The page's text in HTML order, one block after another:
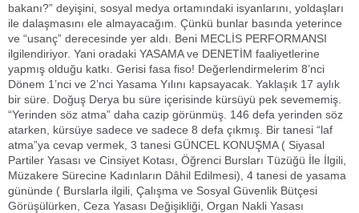
bakanı?” deyişini, sosyal medya ortamındaki isyanlarını, yoldaşları
ile dalaşmasını ele almayacağım. Çünkü bunlar basında yeterince
ve “usanç” derecesinde yer aldı. Beni MECLİS PERFORMANSI
ilgilendiriyor. Yani oradaki YASAMA ve DENETİM faaliyetlerine
yapmış olduğu katkı. Gerisi fasa fiso! Değerlendirmelerim 8’nci
Dönem 1’nci ve 2’nci Yasama Yılını kapsayacak. Yaklaşık 17 aylık
bir süre. Doğuş Derya bu süre içerisinde kürsüyü pek sevememiş.
“Yerinden söz atma” daha cazip görünmüş. 146 defa yerinden söz
atarken, kürsüye sadece ve sadece 8 defa çıkmış. Bir tanesi “laf
atma”ya cevap vermek, 3 tanesi GÜNCEL KONUŞMA ( Siyasal
Partiler Yasası ve Cinsiyet Kotası, Öğrenci Bursları Tüzüğü İle İlgili,
Müzakere Sürecine Kadınların Dâhil Edilmesi), 4 tanesi de yasama
gününde ( Burslarla ilgili, Çalışma ve Sosyal Güvenlik Bütçesi
Görüşülürken, Ceza Yasası Değişikliği, Organ Nakli Yasası